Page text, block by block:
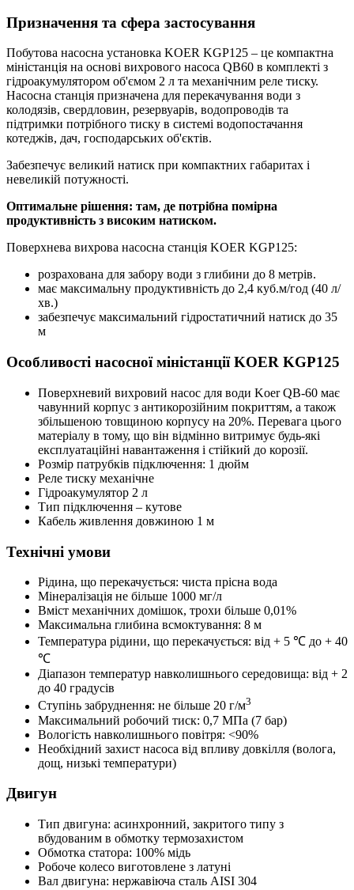
Призначення та сфера застосування
Побутова насосна установка KOER KGP125 – це компактна
міністанція на основі вихрового насоса QB60 в комплекті з
гідроакумулятором об'ємом 2 л та механічним реле тиску.
Насосна станція призначена для перекачування води з
колодязів, свердловин, резервуарів, водопроводів та
підтримки потрібного тиску в системі водопостачання
котеджів, дач, господарських об'єктів.
Забезпечує великий натиск при компактних габаритах і
невеликій потужності.
Оптимальне рішення: там, де потрібна помірна
продуктивність з високим натиском.
Поверхнева вихрова насосна станція KOER KGP125:
розрахована для забору води з глибини до 8 метрів.
має максимальну продуктивність до 2,4 куб.м/год (40 л/
хв.)
забезпечує максимальний гідростатичний натиск до 35
м
Особливості насосної міністанції KOER KGP125
Поверхневий вихровий насос для води Koer QB-60 має
чавунний корпус з антикорозійним покриттям, а також
збільшеною товщиною корпусу на 20%. Перевага цього
матеріалу в тому, що він відмінно витримує будь-які
експлуатаційні навантаження і стійкий до корозії.
Розмір патрубків підключення: 1 дюйм
Реле тиску механічне
Гідроакумулятор 2 л
Тип підключення – кутове
Кабель живлення довжиною 1 м
Технічні умови
Рідина, що перекачується: чиста прісна вода
Мінералізація не більше 1000 мг/л
Вміст механічних домішок, трохи більше 0,01%
Максимальна глибина всмоктування: 8 м
Температура рідини, що перекачується: від + 5 ℃ до + 40
℃
Діапазон температур навколишнього середовища: від + 2
до 40 градусів
Ступінь забруднення: не більше 20 г/м3
Максимальний робочий тиск: 0,7 МПа (7 бар)
Вологість навколишнього повітря: <90%
Необхідний захист насоса від впливу довкілля (волога,
дощ, низькі температури)
Двигун
Тип двигуна: асинхронний, закритого типу з
вбудованим в обмотку термозахистом
Обмотка статора: 100% мідь
Робоче колесо виготовлене з латуні
Вал двигуна: нержавіюча сталь AISI 304